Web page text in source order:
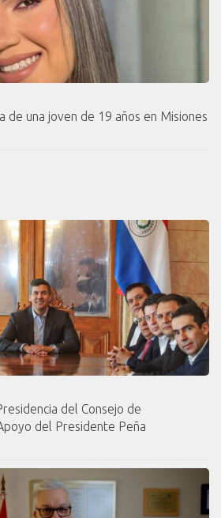
de una joven de 19 años en Misiones
del Consejo de
del Presidente Peña